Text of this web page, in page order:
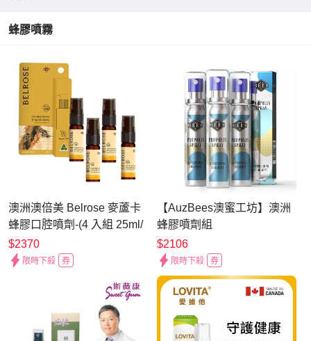
蜂膠噴霧
澳洲澳倍美 Belrose 麥蘆卡
蜂膠口腔噴劑-(4 入組 25ml/
瓶)
$2370
限時下殺 券
【AuzBees澳蜜工坊】澳洲
蜂膠噴劑組
$2106
限時下殺 券